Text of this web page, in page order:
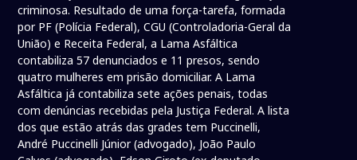
criminosa. Resultado de uma força-tarefa, formada
por PF (Polícia Federal), CGU (Controladoria-Geral da
União) e Receita Federal, a Lama Asfáltica
contabiliza 57 denunciados e 11 presos, sendo
quatro mulheres em prisão domiciliar. A Lama
Asfáltica já contabiliza sete ações penais, todas
com denúncias recebidas pela Justiça Federal. A lista
dos que estão atrás das grades tem Puccinelli,
André Puccinelli Júnior (advogado), João Paulo